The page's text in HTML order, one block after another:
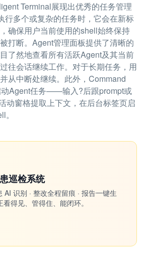
Terminal展现出优秀的任务管理
行多个或复杂的任务时，它会在新标
确保用户当前使用的shell始终保持
打断。Agent管理面板提供了清晰的
了然地查看所有活跃Agent及其当前
往会话继续工作。对于长期任务，用
从中断处继续。此外，Command
动Agent任务——输入?后跟prompt或
动窗格提取上下文，在后台标签页启
巡检系统
AI 识别 · 整改全程留痕 · 报告一键生
得见、管得住、能闭环。